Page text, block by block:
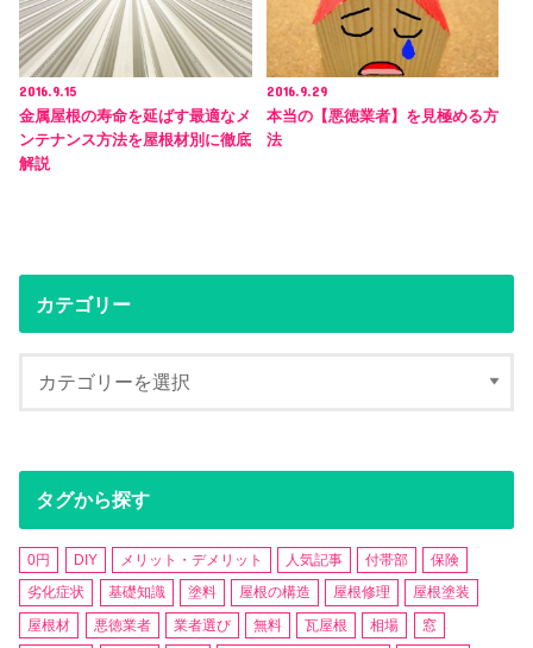
2016.9.15
金属屋根の寿命を延ばす最適なメ
ンテナンス方法を屋根材別に徹底
解説
2016.9.29
本当の【悪徳業者】を見極める方
法
カテゴリー
タグから探す
0円 DIY メリット・デメリット 人気記事 付帯部
保険
劣化症状
基礎知識 塗料 屋根の構造 屋根修理
屋根塗装
屋根材
悪徳業者 業者選び 無料 瓦屋根 相場
窓